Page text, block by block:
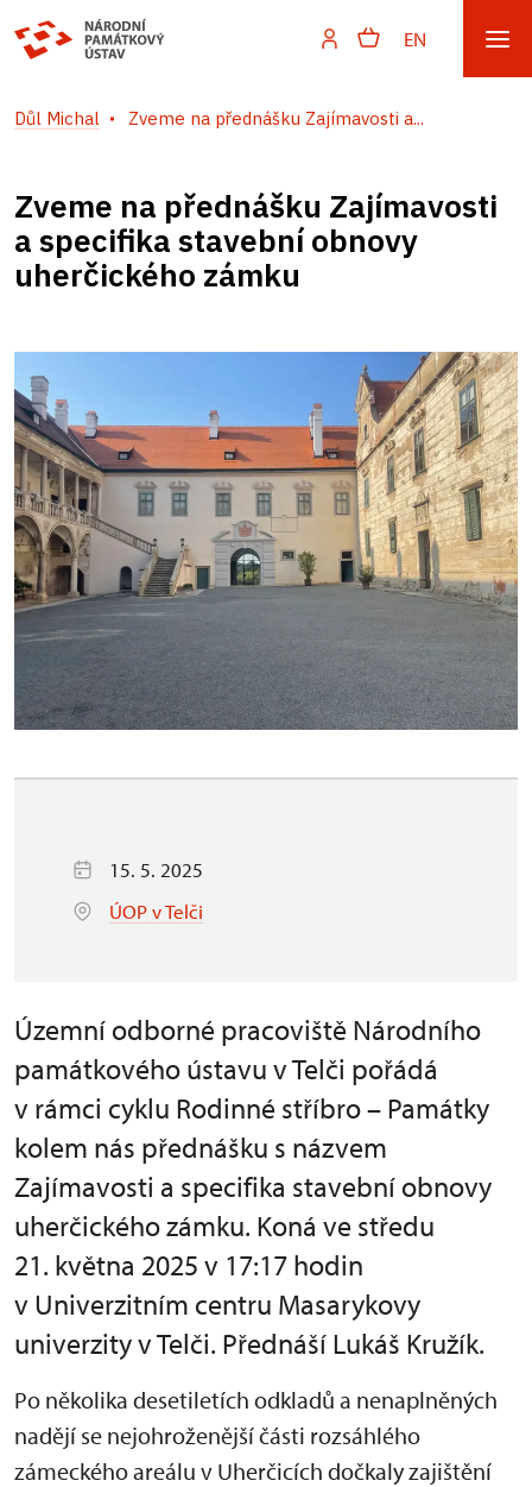
EN
Důl Michal Zveme na přednášku Zajímavosti a...
Zveme na přednášku Zajímavosti
a specifika stavební obnovy
uherčického zámku
15. 5. 2025
ÚOP v Telči
Územní odborné pracoviště Národního
památkového ústavu v Telči pořádá
v rámci cyklu Rodinné stříbro – Památky
kolem nás přednášku s názvem
Zajímavosti a specifika stavební obnovy
uherčického zámku. Koná ve středu
21. května 2025 v 17:17 hodin
v Univerzitním centru Masarykovy
univerzity v Telči. Přednáší Lukáš Kružík.
Po několika desetiletích odkladů a nenaplněných
nadějí se nejohroženější části rozsáhlého
zámeckého areálu v Uherčicích dočkaly zajištění